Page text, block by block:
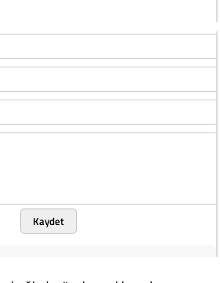
Kaydet